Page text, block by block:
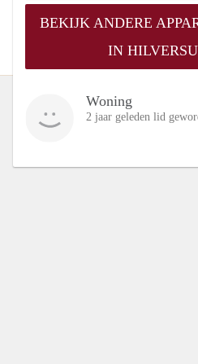
BEKIJK ANDERE
IN
Woning
2 jaar geleden lid